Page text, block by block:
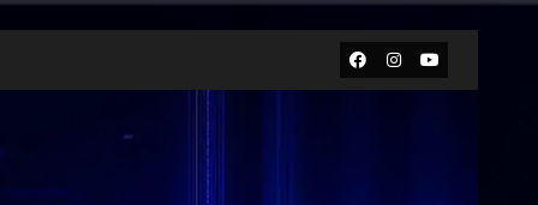
Facebook
Instagram
Youtube